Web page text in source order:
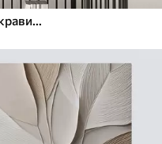
Пишна сільська місцевість із яскравим лугом диких квітів, наповненим різнокольоровими квітами під хмарним небом